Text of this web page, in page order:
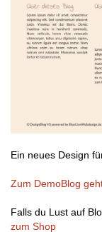
Ein neues Design
Zum DemoBlog
Falls du Lust auf
zum Shop